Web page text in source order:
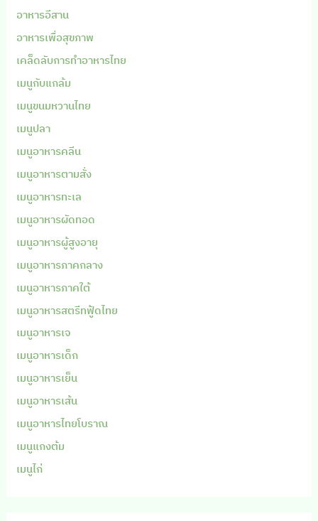
อาหารอีสาน
อาหารเพื่อสุขภาพ
เคล็ดลับการทำอาหารไทย
เมนูกับแกล้ม
เมนูขนมหวานไทย
เมนูปลา
เมนูอาหารคลีน
เมนูอาหารตามสั่ง
เมนูอาหารทะเล
เมนูอาหารผัดทอด
เมนูอาหารผู้สูงอายุ
เมนูอาหารภาคกลาง
เมนูอาหารภาคใต้
เมนูอาหารสตรีทฟู้ดไทย
เมนูอาหารเจ
เมนูอาหารเด็ก
เมนูอาหารเย็น
เมนูอาหารเส้น
เมนูอาหารไทยโบราณ
เมนูแกงต้ม
เมนูไก่